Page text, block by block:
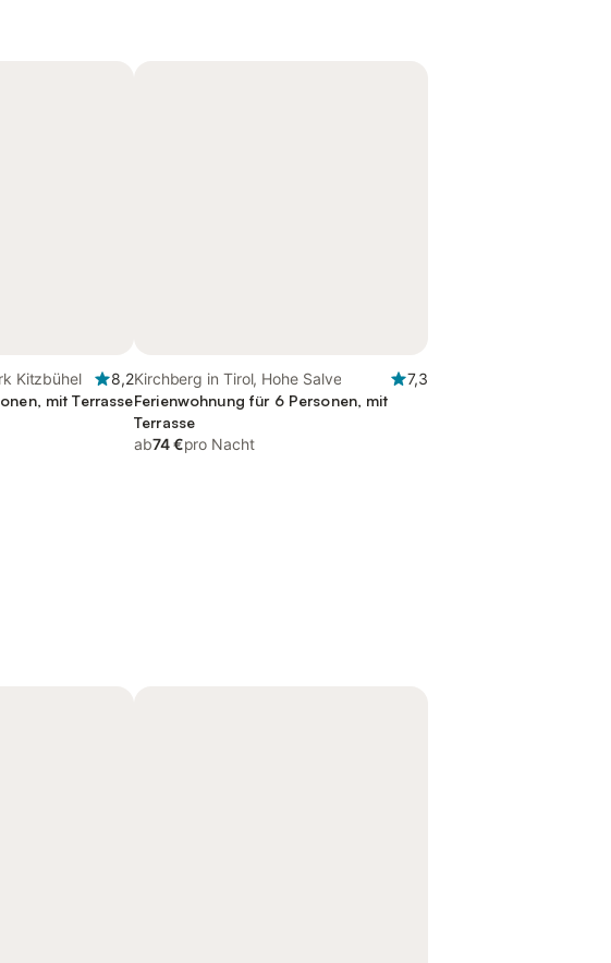
Kitzbühel
8,2
mit Terrasse
Kirchberg in Tirol, Hohe Salve
7,3
Ferienwohnung für 6 Personen, mit
Terrasse
ab74 €pro Nacht